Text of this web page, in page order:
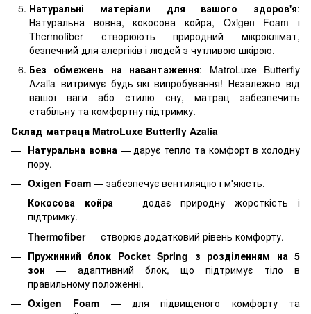
Натуральні матеріали для вашого здоров'я:
Натуральна вовна, кокосова койра, Oxigen Foam і
Thermofiber створюють природний мікроклімат,
безпечний для алергіків і людей з чутливою шкірою.
Без обмежень на навантаження: MatroLuxe Butterfly
Azalia витримує будь-які випробування! Незалежно від
вашої ваги або стилю сну, матрац забезпечить
стабільну та комфортну підтримку.
Склад матраца MatroLuxe Butterfly Azalia
Натуральна вовна — дарує тепло та комфорт в холодну
пору.
Oxigen Foam — забезпечує вентиляцію і м'якість.
Кокосова койра — додає природну жорсткість і
підтримку.
Thermofiber— створює додатковий рівень комфорту.
Пружинний блок Pocket Spring з розділенням на 5
зон — адаптивний блок, що підтримує тіло в
правильному положенні.
Oxigen Foam — для підвищеного комфорту та